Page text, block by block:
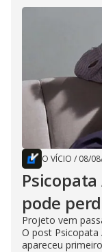
O VÍCIO / 08/
pode
Projeto vem
O post Psicopata
apareceu